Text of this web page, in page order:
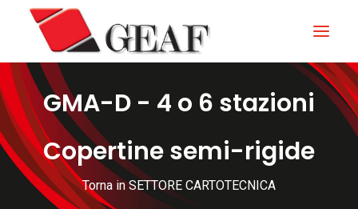
HOME
AZIENDA
KNOW-HOW
I NOSTRI SETTORI
GMA-D - 4 o 6 stazioni
Copertine semi-rigide
Torna in SETTORE CARTOTECNICA